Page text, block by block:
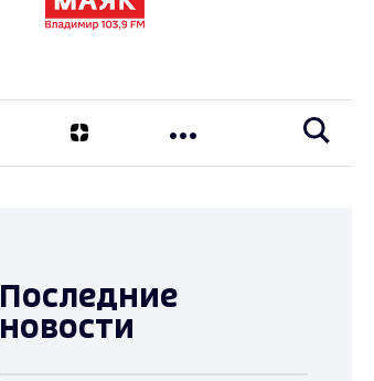
Последние
новости